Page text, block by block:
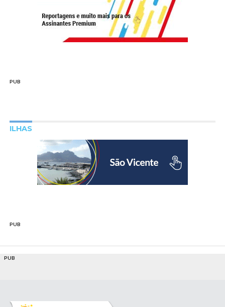
PUB
ILHAS
PUB
PUB